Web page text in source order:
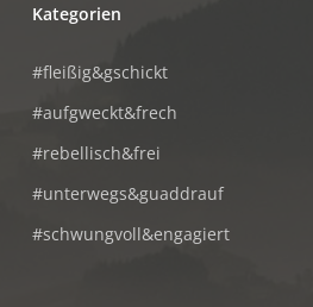
Kategorien
#fleißig&gschickt
#aufgweckt&frech
#rebellisch&frei
#unterwegs&guaddrauf
#schwungvoll&engagiert